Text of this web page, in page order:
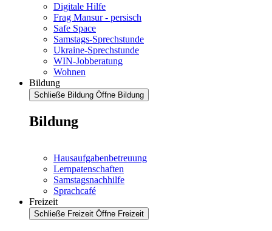
Digitale Hilfe
Frag Mansur - persisch
Safe Space
Samstags-Sprechstunde
Ukraine-Sprechstunde
WIN-Jobberatung
Wohnen
Bildung
Schließe Bildung Öffne Bildung
Bildung
Hausaufgabenbetreuung
Lernpatenschaften
Samstagsnachhilfe
Sprachcafé
Freizeit
Schließe Freizeit Öffne Freizeit